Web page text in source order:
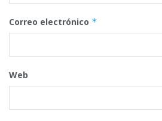
Correo electrónico *
Web